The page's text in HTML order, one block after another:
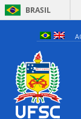
BRASIL